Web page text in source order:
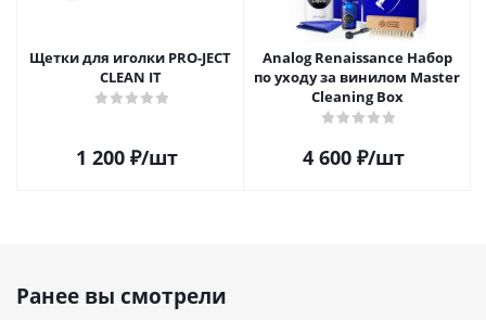
Щетки для иголки PRO-JECT
CLEAN IT
1 200₽/шт
Analog Renaissance Набор
по уходу за винилом Master
Cleaning Box
4 600₽/шт
Ранее вы смотрели